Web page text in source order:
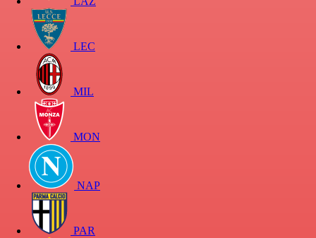
LEC
MIL
MON
NAP
PAR